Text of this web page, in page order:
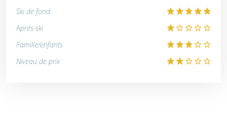
Ski de fond
Après-ski
Famille/enfants
Niveau de prix